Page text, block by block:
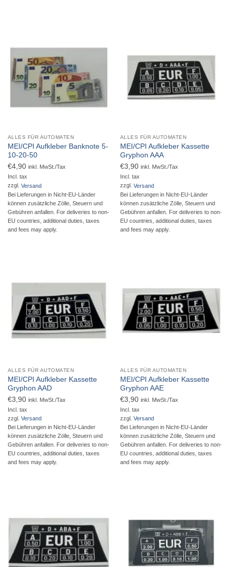
ALLES FÜR AUTOMATEN
MEI/CPI Aufkleber Banknote 5-
10-20-50
€4,90 inkl. MwSt./Tax
Incl. tax
zzgl. Versand
Bei Lieferungen in Nicht-EU-Länder
können zusätzliche Zölle, Steuern und
Gebühren anfallen. For deliveries to non-
EU countries, additional duties, taxes
and fees may apply.
ALLES FÜR AUTOMATEN
MEI/CPI Aufkleber Kassette
Gryphon AAA
€3,90 inkl. MwSt./Tax
Incl. tax
zzgl. Versand
Bei Lieferungen in Nicht-EU-Länder
können zusätzliche Zölle, Steuern und
Gebühren anfallen. For deliveries to non-
EU countries, additional duties, taxes
and fees may apply.
ALLES FÜR AUTOMATEN
MEI/CPI Aufkleber Kassette
Gryphon AAD
€3,90 inkl. MwSt./Tax
Incl. tax
zzgl. Versand
Bei Lieferungen in Nicht-EU-Länder
können zusätzliche Zölle, Steuern und
Gebühren anfallen. For deliveries to non-
EU countries, additional duties, taxes
and fees may apply.
ALLES FÜR AUTOMATEN
MEI/CPI Aufkleber Kassette
Gryphon AAE
€3,90 inkl. MwSt./Tax
Incl. tax
zzgl. Versand
Bei Lieferungen in Nicht-EU-Länder
können zusätzliche Zölle, Steuern und
Gebühren anfallen. For deliveries to non-
EU countries, additional duties, taxes
and fees may apply.